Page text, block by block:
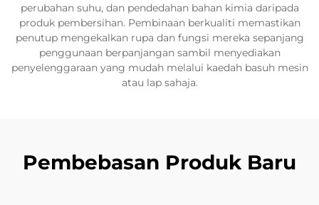
perubahan suhu, dan pendedahan bahan kimia daripada
produk pembersihan. Pembinaan berkualiti memastikan
penutup mengekalkan rupa dan fungsi mereka sepanjang
penggunaan berpanjangan sambil menyediakan
penyelenggaraan yang mudah melalui kaedah basuh mesin
atau lap sahaja.
Pembebasan Produk Baru